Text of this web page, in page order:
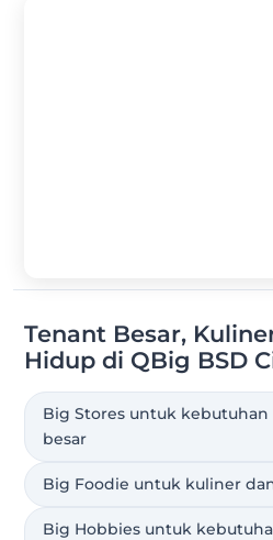
Tenant Besar,
Hidup di QBig BSD
Big Stores untuk
besar
Big Foodie untuk kuliner
Big Hobbies untuk